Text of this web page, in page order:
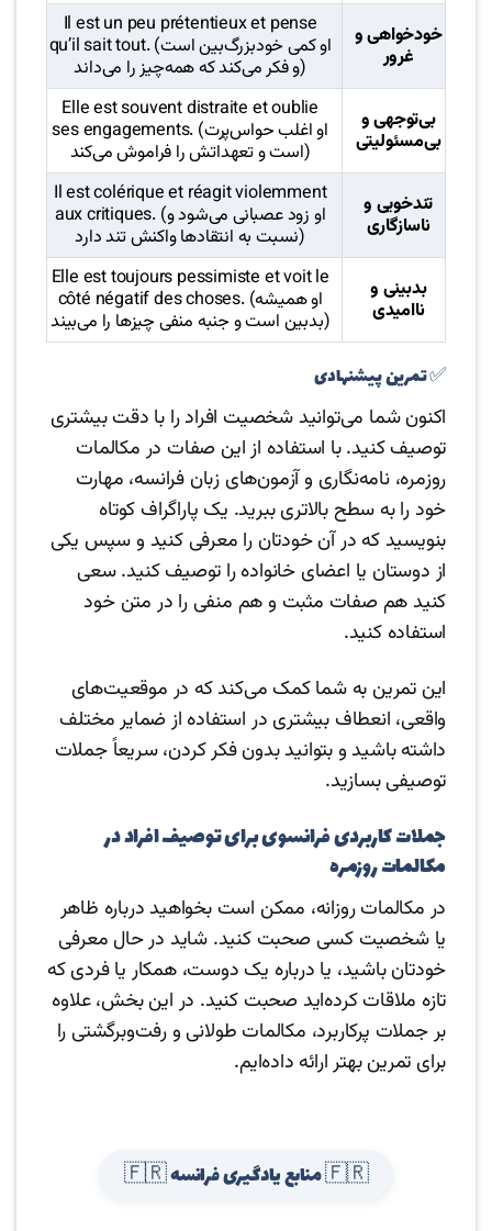
خودخواهی و
غرور
Il est un peu prétentieux et pense
qu’il sait tout. (او کمی خودبزرگ‌بین است
و فکر می‌کند که همه‌چیز را می‌داند)
بی‌توجهی و
بی‌مسئولیتی
Elle est souvent distraite et oublie
ses engagements. (او اغلب حواس‌پرت
است و تعهداتش را فراموش می‌کند)
تندخویی و
ناسازگاری
Il est colérique et réagit violemment
aux critiques. (او زود عصبانی می‌شود و
نسبت به انتقادها واکنش تند دارد)
بدبینی و
ناامیدی
Elle est toujours pessimiste et voit le
côté négatif des choses. (او همیشه
بدبین است و جنبه منفی چیزها را می‌بیند)
✅ تمرین پیشنهادی
اکنون شما می‌توانید شخصیت افراد را با دقت بیشتری
توصیف کنید. با استفاده از این صفات در مکالمات
روزمره، نامه‌نگاری و آزمون‌های زبان فرانسه، مهارت
خود را به سطح بالاتری ببرید. یک پاراگراف کوتاه
بنویسید که در آن خودتان را معرفی کنید و سپس یکی
از دوستان یا اعضای خانواده را توصیف کنید. سعی
کنید هم صفات مثبت و هم منفی را در متن خود
استفاده کنید.
این تمرین به شما کمک می‌کند که در موقعیت‌های
واقعی، انعطاف بیشتری در استفاده از ضمایر مختلف
داشته باشید و بتوانید بدون فکر کردن، سریعاً جملات
توصیفی بسازید.
جملات کاربردی فرانسوی برای توصیف افراد در
مکالمات روزمره
در مکالمات روزانه، ممکن است بخواهید درباره ظاهر
یا شخصیت کسی صحبت کنید. شاید در حال معرفی
خودتان باشید، یا درباره یک دوست، همکار یا فردی که
تازه ملاقات کرده‌اید صحبت کنید. در این بخش، علاوه
بر جملات پرکاربرد، مکالمات طولانی و رفت‌وبرگشتی را
برای تمرین بهتر ارائه داده‌ایم.
🇫🇷 منابع یادگیری فرانسه 🇫🇷